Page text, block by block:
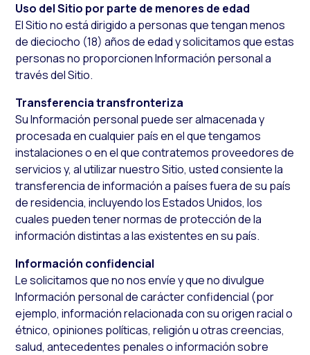
Uso del Sitio por parte de menores de edad
El Sitio no está dirigido a personas que tengan menos
de dieciocho (18) años de edad y solicitamos que estas
personas no proporcionen Información personal a
través del Sitio.
Transferencia transfronteriza
Su Información personal puede ser almacenada y
procesada en cualquier país en el que tengamos
instalaciones o en el que contratemos proveedores de
servicios y, al utilizar nuestro Sitio, usted consiente la
transferencia de información a países fuera de su país
de residencia, incluyendo los Estados Unidos, los
cuales pueden tener normas de protección de la
información distintas a las existentes en su país.
Información confidencial
Le solicitamos que no nos envíe y que no divulgue
Información personal de carácter confidencial (por
ejemplo, información relacionada con su origen racial o
étnico, opiniones políticas, religión u otras creencias,
salud, antecedentes penales o información sobre